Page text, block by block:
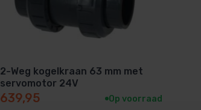
2-Weg kogelkraan 63 mm met
servomotor 24V
639,95 Op voorraad